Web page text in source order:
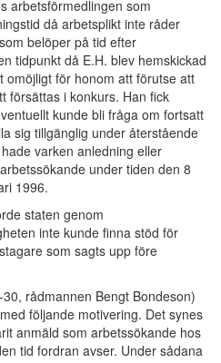
arbetsförmedlingen som
då arbetsplikt inte råder
belöper på tid efter
tidpunkt då E.H. blev hemskickad
för honom att förutse att
försättas i konkurs. Han fick
kunde bli fråga om fortsatt
sig tillgänglig under återstående
varken anledning eller
under tiden den 8
1996.
staten genom
inte kunde finna stöd för
som sagts upp före
rådmannen Bengt Bondeson)
följande motivering. Det synes
anmäld som arbetssökande hos
tid fordran avser. Under sådana